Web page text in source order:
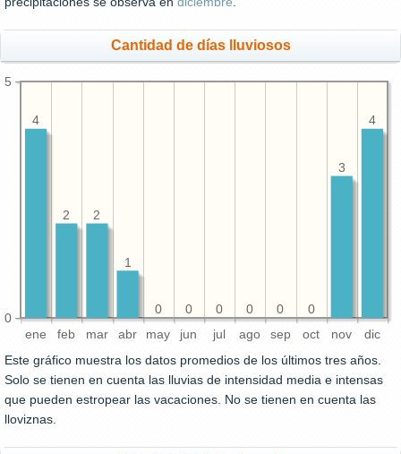
Cantidad de días lluviosos
ene feb mar abr may jun jul ago sep oct nov dic
0
5
4
3
0
0
0
0
0
0
1
2
2
4
Este gráfico muestra los datos promedios de los últimos tres años.
Solo se tienen en cuenta las lluvias de intensidad media e intensas
que pueden estropear las vacaciones. No se tienen en cuenta las
lloviznas.